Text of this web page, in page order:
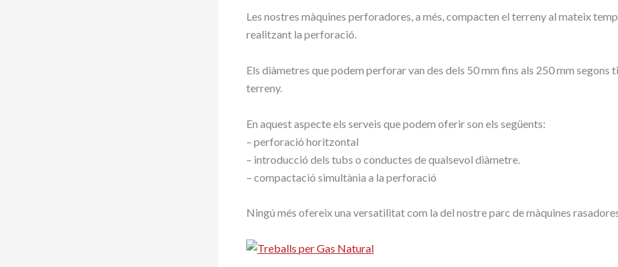
Les nostres màquines perforadores, a més, compacten el terreny al mateix
realitzant la perforació.
Els diàmetres que podem perforar van des dels 50 mm fins als 250 mm segons
terreny.
En aquest aspecte els serveis que podem oferir son els següents:
– perforació horitzontal
– introducció dels tubs o conductes de qualsevol diàmetre.
– compactació simultània a la perforació
Ningú més ofereix una versatilitat com la del nostre parc de màquines